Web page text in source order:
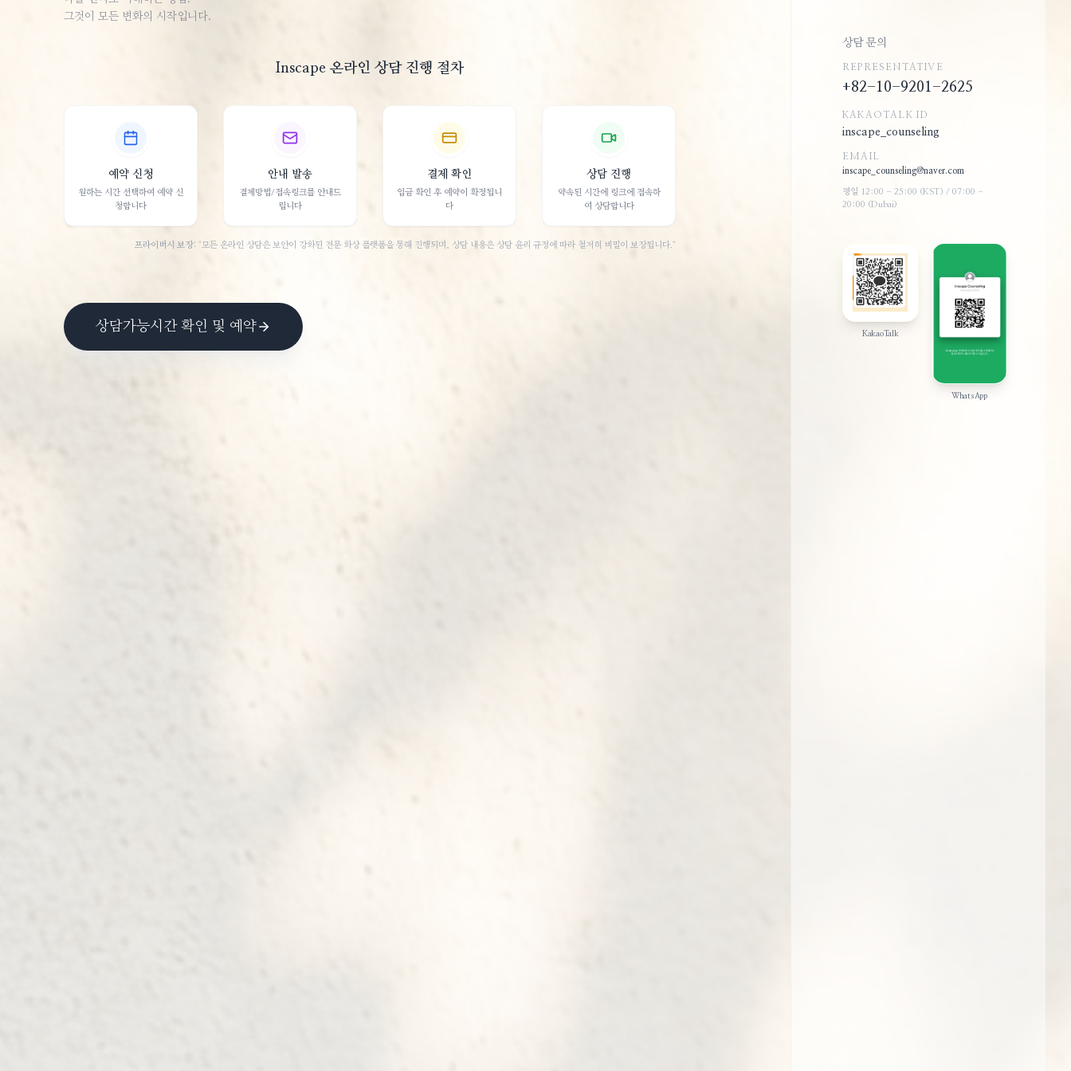
그것이 모든 변화의 시작입니다.
Inscape 온라인 상담 진행 절차
예약 신청
원하는 시간 선택하여 예약 신
청합니다
안내 발송
결제방법/접속링크를 안내드
립니다
결제 확인
입금 확인 후 예약이 확정됩니
다
상담 진행
약속된 시간에 링크에 접속하
여 상담합니다
프라이버시 보장: "모든 온라인 상담은 보안이 강화된 전문 화상 플랫폼을 통해 진행되며, 상담 내용은 상담 윤리 규정에 따라 철저히 비밀이 보장됩니다."
상담가능시간 확인 및 예약
상담 문의
REPRESENTATIVE
+82-10-9201-2625
KAKAOTALK ID
inscape_counseling
EMAIL
inscape_counseling@naver.com
평일 12:00 - 25:00 (KST) / 07:00 -
20:00 (Dubai)
KakaoTalk
WhatsApp